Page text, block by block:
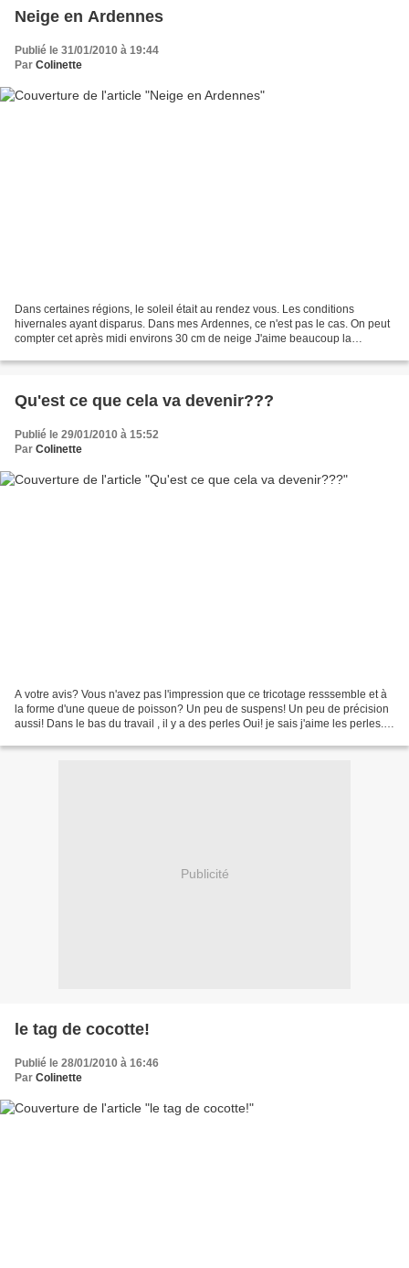
Neige en Ardennes
Publié le 31/01/2010 à 19:44
Par Colinette
Dans certaines régions, le soleil était au rendez vous. Les conditions
hivernales ayant disparus. Dans mes Ardennes, ce n'est pas le cas. On peut
compter cet après midi environs 30 cm de neige J'aime beaucoup la
Qu'est ce que cela va devenir???
Publié le 29/01/2010 à 15:52
Par Colinette
A votre avis? Vous n'avez pas l'impression que ce tricotage resssemble et à
la forme d'une queue de poisson? Un peu de suspens! Un peu de précision
aussi! Dans le bas du travail , il y a des perles Oui! je sais j'aime les perles.
Publicité
le tag de cocotte!
Publié le 28/01/2010 à 16:46
Par Colinette